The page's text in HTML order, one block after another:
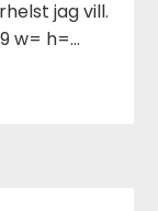
jag vill.
w= h=…